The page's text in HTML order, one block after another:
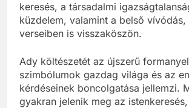
keresés, a társadalmi
küzdelem, valamint a belső vívódás,
verseiben is visszaköszön.
Ady költészetét az újszerű
szimbólumok gazdag világa és az
kérdéseinek boncolgatása jellemzi.
gyakran jelenik meg az